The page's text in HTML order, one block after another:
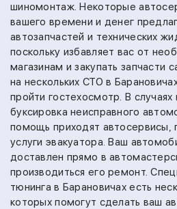
шиномонтаж. Некоторые
вашего времени и денег
автозапчастей и технических
поскольку избавляет вас от
магазинам и закупать запчасти
на нескольких СТО в
пройти гостехосмотр. В случаях
буксировка неисправного
помощь приходят автосервисы,
услуги эвакуатора. Ваш
доставлен прямо в
производиться его ремонт.
тюнинга в Барановичах есть
которых помогут сделать ваш